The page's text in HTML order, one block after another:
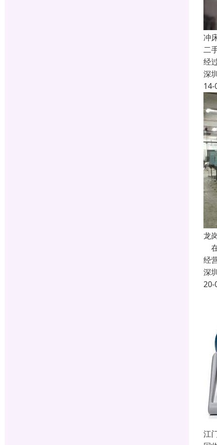
冲
二
经
深
14-
龙
经
深
20-
江